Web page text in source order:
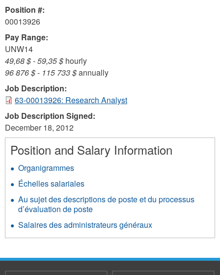
Position #:
00013926
Pay Range:
UNW14
49,68 $-59,35 $ hourly
96 876 $- 115 733 $annually
Job Description:
63-00013926: Research Analyst
Job Description Signed:
December 18, 2012
Position and Salary Information
Organigrammes
Échelles salariales
Au sujet des descriptions de poste et du processus
d’évaluation de poste
Salaires des administrateurs généraux